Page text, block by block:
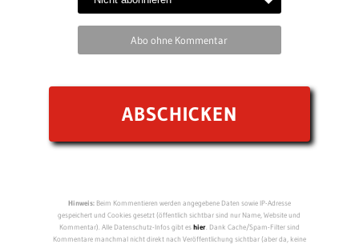
Abo ohne Kommentar
Hinweis:Beim Kommentieren werden angegebene Daten sowie IP-Adresse
gespeichert und Cookies gesetzt (öffentlich sichtbar sind nur Name, Website und
Kommentar). Alle Datenschutz-Infos gibt eshier. Dank Cache/Spam-Filter sind
Kommentare manchmal nicht direkt nach Veröffentlichung sichtbar (aber da, keine